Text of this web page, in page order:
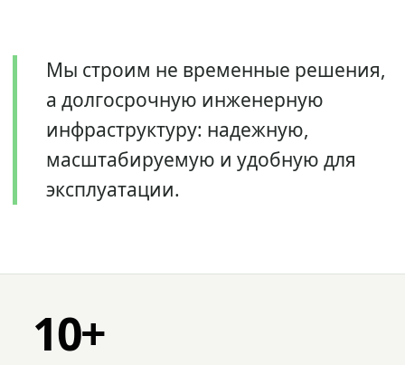
Мы строим не временные решения,
а долгосрочную инженерную
инфраструктуру: надежную,
масштабируемую и удобную для
эксплуатации.
10+